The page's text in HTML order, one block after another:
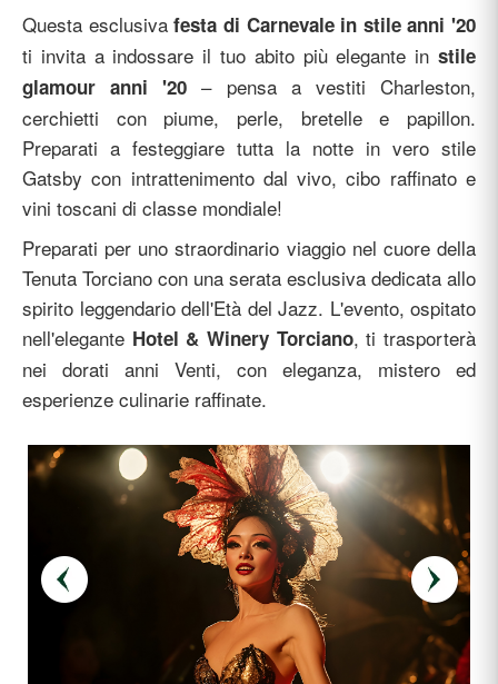
Questa esclusivafesta di Carnevale in stile anni '20
ti invita a indossare il tuo abito più elegante in stile
glamour anni '20 – pensa a vestiti Charleston,
cerchietti con piume, perle, bretelle e papillon.
Preparati a festeggiare tutta la notte in vero stile
Gatsby con intrattenimento dal vivo, cibo raffinato e
vini toscani di classe mondiale!
Preparati per uno straordinario viaggio nel cuore della
Tenuta Torciano con una serata esclusiva dedicata allo
spirito leggendario dell'Età del Jazz. L'evento, ospitato
nell'elegante Hotel & Winery Torciano, ti trasporterà
nei dorati anni Venti, con eleganza, mistero ed
esperienze culinarie raffinate.